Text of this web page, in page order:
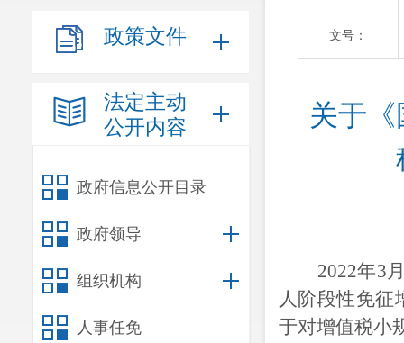
政策文件
法定主动
公开内容
政府信息公开目录
政府领导
组织机构
人事任免
文号：
关于
2022年3
人阶段性免征
于对增值税小